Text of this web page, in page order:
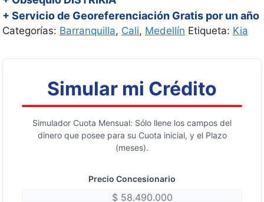
+ Servicio de Georeferenciación Gratis por un año
Categorías: Barranquilla, Cali, Medellín Etiqueta: Kia
Simular mi Crédito
Simulador Cuota Mensual: Sólo llene los campos del
dinero que posee para su Cuota inicial, y el Plazo
(meses).
Precio Concesionario